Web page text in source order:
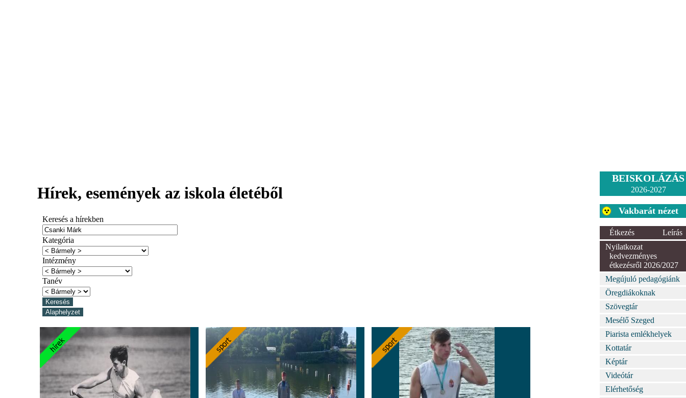
Hírek, események az iskola életéből
Keresés a hírekben
Kategória
Intézmény
Tanév
BEISKOLÁZÁS
2026-2027
Vakbarát nézet
Étkezés
Leírás
Nyilatkozat
kedvezményes
étkezésről 2026/2027
Megújuló pedagógiánk
Öregdiákoknak
Szövegtár
Mesélő Szeged
Piarista emlékhelyek
Kottatár
Képtár
Videótár
Elérhetőség